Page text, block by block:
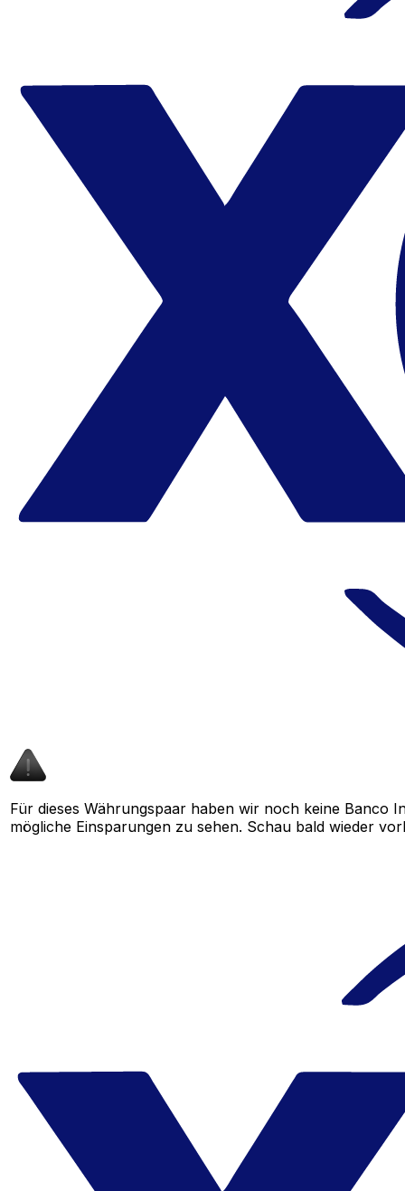
Für dieses Währungspaar haben wir noch keine Banco
mögliche Einsparungen zu sehen. Schau bald wieder